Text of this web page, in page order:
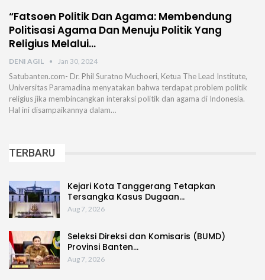
“Fatsoen Politik Dan Agama: Membendung
Politisasi Agama Dan Menuju Politik Yang
Religius Melalui…
DENI AGIL Jan 30, 2024
Satubanten.com- Dr. Phil Suratno Muchoeri, Ketua The Lead Institute,
Universitas Paramadina menyatakan bahwa terdapat problem politik
religius jika membincangkan interaksi politik dan agama di Indonesia.
Hal ini disampaikannya dalam…
TERBARU
Kejari Kota Tanggerang Tetapkan
Tersangka Kasus Dugaan…
Aug 7, 2026
Seleksi Direksi dan Komisaris (BUMD)
Provinsi Banten…
Aug 7, 2026